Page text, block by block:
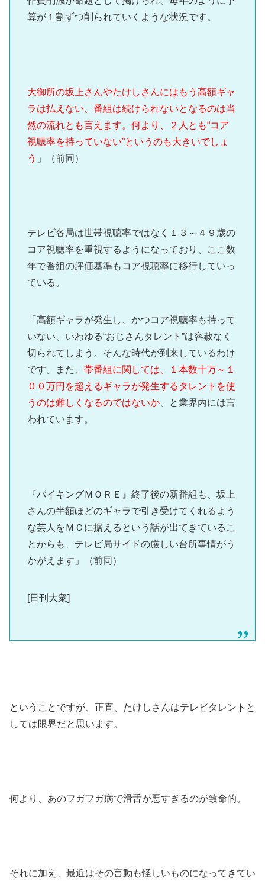
算が１割ずつ削られていくような状況です。
大御所の坂上さんやたけしさんにはもう高額ギャ
ラは払えない、番組は続けられないとなるのは当
然の流れとも言えます。何より、２人とも“コア
視聴率を持っていない”というのも大きいでしょ
う 」（前同）
テレビ各局は世帯視聴率ではなく１３～４９歳の
コア視聴率を重視するようになっており、ここ数
年で番組の評価基準もコア視聴率に移行していっ
ている。
「高額ギャラが発生し、かつコア視聴率も持って
いない、いわゆる“おじさんタレント”は容赦なく
切られてしまう。そんな時代が到来しているわけ
です。また、 帯番組に関しては、１本数十万～１
００万円を超えるギャラが発生するタレントを使
うのは難しくなるのではないか、と業界内には言
われています。
『バイキングＭＯＲＥ』終了後の新番組も、坂上
さんの半額ほどのギャラで引き受けてくれるよう
な芸人をＭＣに据えるという話が出てきているこ
とからも、テレビ局サイドの厳しい台所事情がう
かがえます」（前同）
[日刊大衆]
ということですが、正直、たけしさんはテレビタレントと
しては限界だと思います。
何より、あのフガフガ病で滑舌が悪すぎるのが致命的。
それに加え、最近はその言動も怪しいものになってきてい